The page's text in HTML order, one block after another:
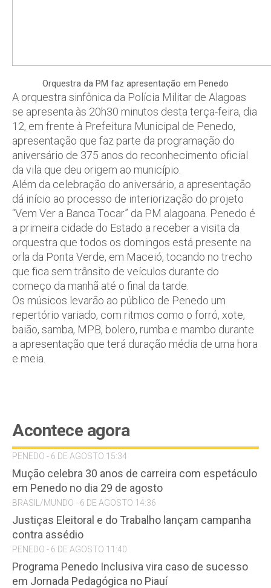
Orquestra da PM faz apresentação em Penedo
A orquestra sinfônica da Polícia Militar de Alagoas
se apresenta às 20h30 minutos desta terça-feira, dia
12, em frente à Prefeitura Municipal de Penedo,
apresentação que faz parte da programação do
aniversário de 375 anos do reconhecimento oficial
da vila que deu origem ao município.
Além da celebração do aniversário, a apresentação
dá início ao processo de interiorização do projeto
“Vem Ver a Banca Tocar” da PM alagoana. Penedo é
a primeira cidade do Estado a receber a visita da
orquestra que todos os domingos está presente na
orla da Ponta Verde, em Maceió, tocando no trecho
que fica sem trânsito de veículos durante do
começo da manhã até o final da tarde.
Os músicos levarão ao público de Penedo um
repertório variado, com ritmos como o forró, xote,
baião, samba, MPB, bolero, rumba e mambo durante
a apresentação que terá duração média de uma hora
e meia.
Acontece agora
PENEDO - 6 DE AGOSTO 15:34
Mução celebra 30 anos de carreira com espetáculo
em Penedo no dia 29 de agosto
BRASIL/MUNDO - 6 DE AGOSTO 14:36
Justiças Eleitoral e do Trabalho lançam campanha
contra assédio
PENEDO - 6 DE AGOSTO 11:40
Programa Penedo Inclusiva vira caso de sucesso
em Jornada Pedagógica no Piauí